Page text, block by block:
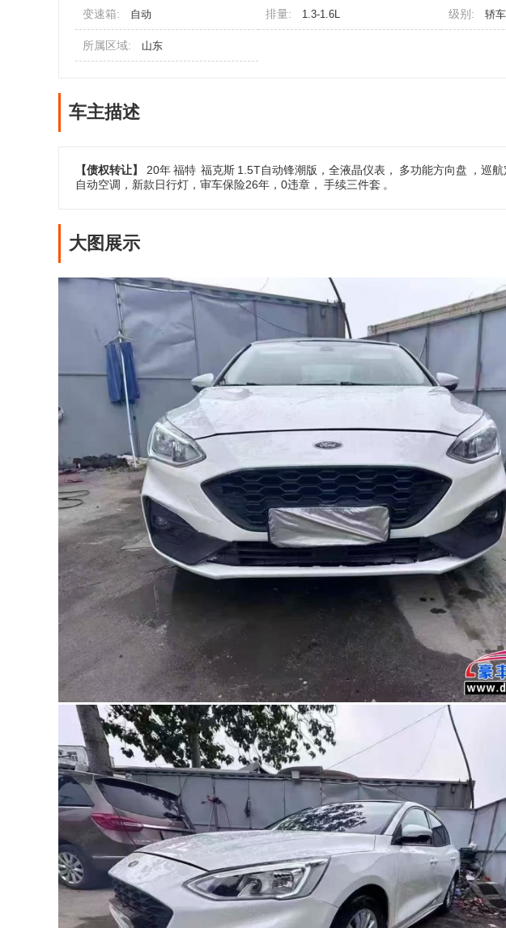
变速箱: 自动 排量: 1.3-1.6L 级别: 轿车
所属区域: 山东
车主描述
【债权转让】 20年福特 福克斯 1.5T自动锋潮版，全液晶仪表， 多功能方向盘
，巡
自动空调，新款日行灯，审车保险26年，0违章， 手续三件套 。
大图展示